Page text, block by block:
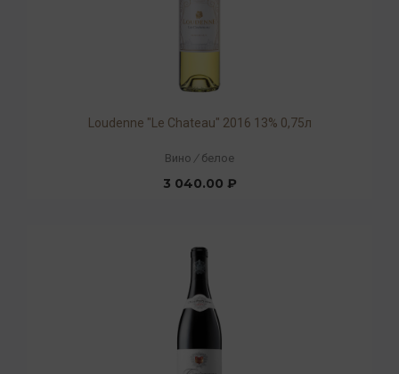
Loudenne "Le Chateau" 2016 13% 0,75л
Вино / белое
3 040.00 ₽